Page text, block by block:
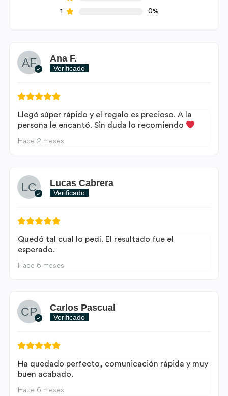
1
0%
Ana F.
Verificado
Llegó súper rápido y el regalo es precioso. A la
persona le encantó. Sin duda lo recomiendo
Hace 2 meses
Lucas Cabrera
Verificado
Quedó tal cual lo pedí. El resultado fue el
esperado.
Hace 6 meses
Carlos Pascual
Verificado
Ha quedado perfecto, comunicación rápida y muy
buen acabado.
Hace 6 meses